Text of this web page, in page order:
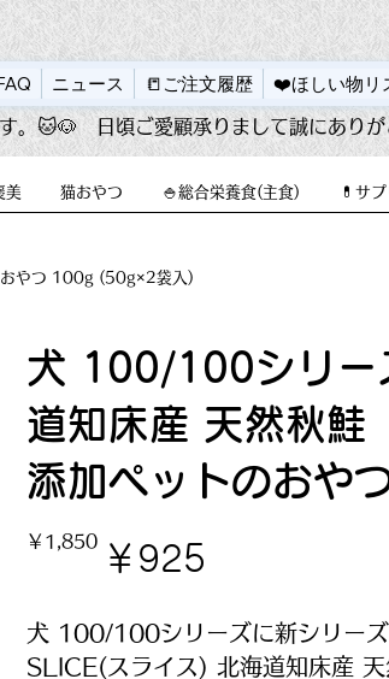
ニュース 📒ご注文履歴 ❤️ほしい物リ
。🐱
美 猫おやつ 🍚総合栄養食(主食) 💊サ
おやつ 100g (50g×2袋入)
犬 100/100シリー
道知床産 天然秋
添加ペットのおや
の
￥1,850
ー
ル￥925
犬 100/100シリーズに新シリーズ
SLICE(スライス) 北海道知床産 天